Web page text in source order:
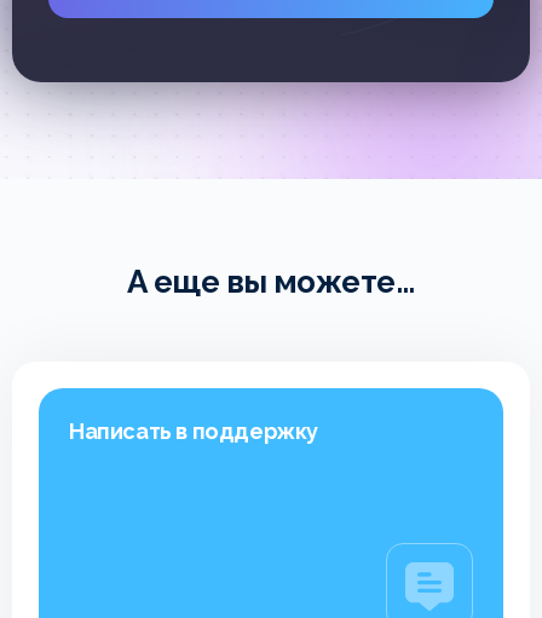
А еще вы можете...
Написать в поддержку